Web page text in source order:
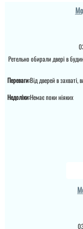
Ретельно обирали двері в
Переваги:Від дверей в захваті,
Недоліки:Немає поки ніяких